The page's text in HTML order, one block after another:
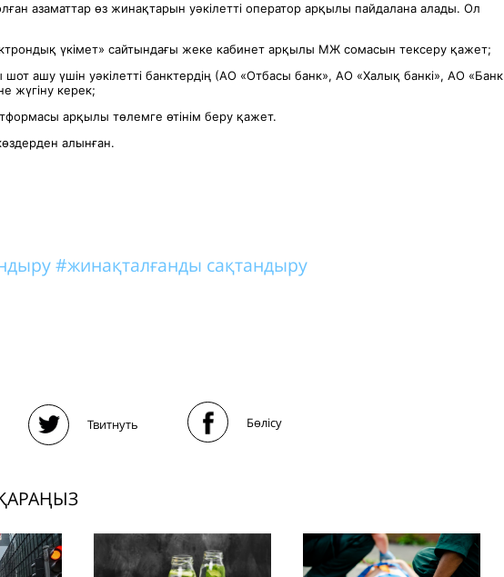
азаматтар өз жинақтарын уәкілетті оператор арқылы пайдалана алады. Ол
үкімет» сайтындағы жеке кабинет арқылы МЖ сомасын тексеру қажет;
ашу үшін уәкілетті банктердің (АО «Отбасы банк», АО «Халық банкі», АО «Банк
жүгіну керек;
арқылы төлемге өтінім беру қажет.
алынған.
#жинақталғанды сақтандыру
Твитнуть Бөлісу